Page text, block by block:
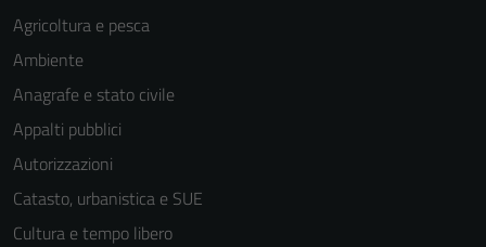
Agricoltura e pesca
Ambiente
Anagrafe e stato civile
Appalti pubblici
Autorizzazioni
Catasto, urbanistica e SUE
Cultura e tempo libero